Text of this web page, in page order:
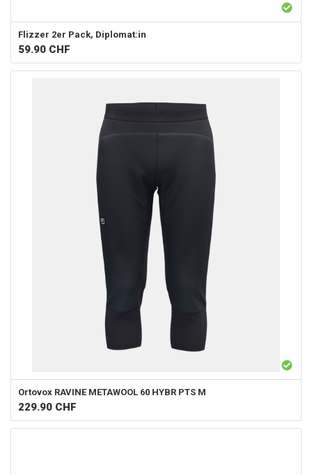
Flizzer 2er Pack, Diplomat:in
59.90 CHF
Ortovox RAVINE METAWOOL 60 HYBR PTS M
229.90 CHF